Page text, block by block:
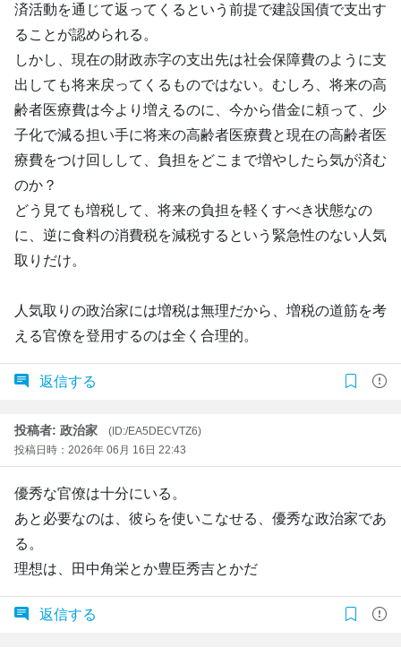
済活動を通じて返ってくるという前提で建設国債で支出す
ることが認められる。
しかし、現在の財政赤字の支出先は社会保障費のように支
出しても将来戻ってくるものではない。むしろ、将来の高
齢者医療費は今より増えるのに、今から借金に頼って、少
子化で減る担い手に将来の高齢者医療費と現在の高齢者医
療費をつけ回しして、負担をどこまで増やしたら気が済む
のか？
どう見ても増税して、将来の負担を軽くすべき状態なの
に、逆に食料の消費税を減税するという緊急性のない人気
取りだけ。
人気取りの政治家には増税は無理だから、増税の道筋を考
える官僚を登用するのは全く合理的。
返信する
投稿者: 政治家
(ID:/EA5DECVTZ6)
投稿日時：2026年 06月 16日 22:43
優秀な官僚は十分にいる。
あと必要なのは、彼らを使いこなせる、優秀な政治家であ
る。
理想は、田中角栄とか豊臣秀吉とかだ
返信する